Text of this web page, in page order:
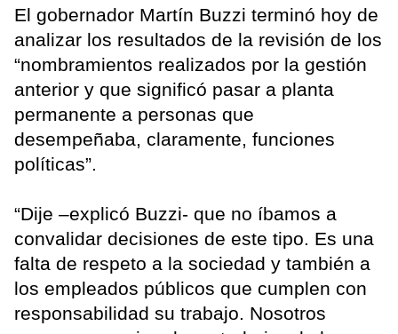
El gobernador Martín Buzzi terminó hoy de
analizar los resultados de la revisión de los
“nombramientos realizados por la gestión
anterior y que significó pasar a planta
permanente a personas que
desempeñaba, claramente, funciones
políticas”.
“Dije –explicó Buzzi- que no íbamos a
convalidar decisiones de este tipo. Es una
falta de respeto a la sociedad y también a
los empleados públicos que cumplen con
responsabilidad su trabajo. Nosotros